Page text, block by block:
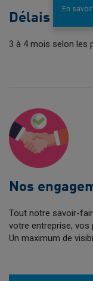
Délais de
3 à 4 mois selon les
Nos
Tout notre savoir-
votre entreprise, vos
Un maximum de
En